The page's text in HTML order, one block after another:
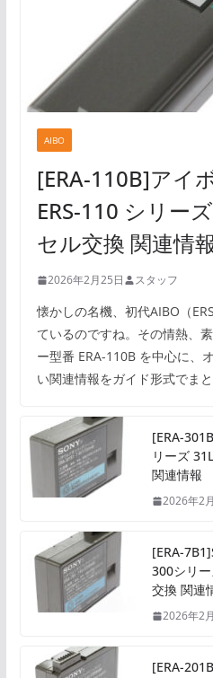
AIBO
[ERA-110B]アイ
ERS-110 シリー
セル交換 関連情報
2026年2月25日 スタッフ
懐かしの名機、初代AIBO（
ているのですね。その情熱、
ー型番 ERA-110B を中心に、
い関連情報をガイド形式でま
[ERA-
リーズ
関連情報
2026年2
[ERA-
300シリ
交換 関連
2026年2
[ERA-